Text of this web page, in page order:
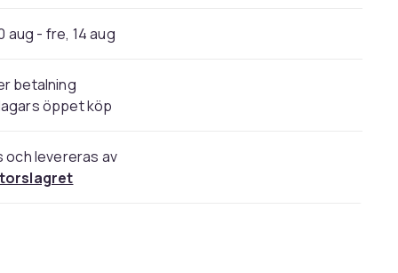
aug - fre, 14 aug
betalning
öppet köp
och levereras av